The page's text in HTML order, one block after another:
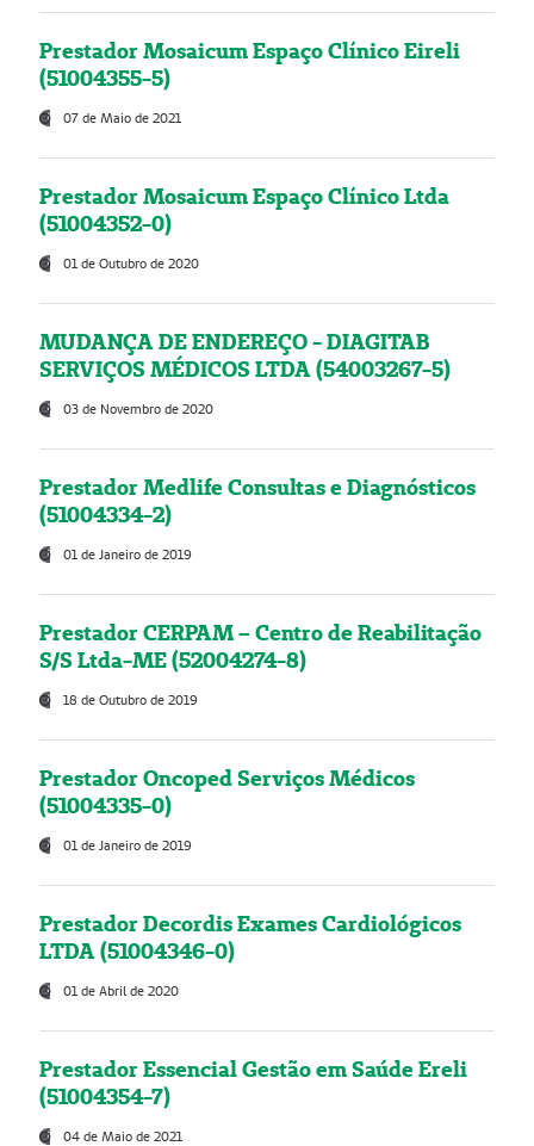
Prestador Mosaicum Espaço Clínico Eireli
(51004355-5)
07 de Maio de 2021
Prestador Mosaicum Espaço Clínico Ltda
(51004352-0)
01 de Outubro de 2020
MUDANÇA DE ENDEREÇO - DIAGITAB
SERVIÇOS MÉDICOS LTDA (54003267-5)
03 de Novembro de 2020
Prestador Medlife Consultas e Diagnósticos
(51004334-2)
01 de Janeiro de 2019
Prestador CERPAM – Centro de Reabilitação
S/S Ltda-ME (52004274-8)
18 de Outubro de 2019
Prestador Oncoped Serviços Médicos
(51004335-0)
01 de Janeiro de 2019
Prestador Decordis Exames Cardiológicos
LTDA (51004346-0)
01 de Abril de 2020
Prestador Essencial Gestão em Saúde Ereli
(51004354-7)
04 de Maio de 2021